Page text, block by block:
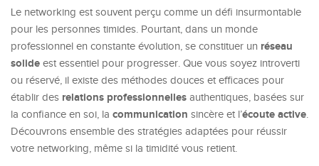
Le networking est souvent perçu comme un défi insurmontable
pour les personnes timides. Pourtant, dans un monde
professionnel en constante évolution, se constituer un réseau
solide est essentiel pour progresser. Que vous soyez introverti
ou réservé, il existe des méthodes douces et efficaces pour
établir des relations professionnelles authentiques, basées sur
la confiance en soi, la communication sincère et l’écoute active.
Découvrons ensemble des stratégies adaptées pour réussir
votre networking, même si la timidité vous retient.